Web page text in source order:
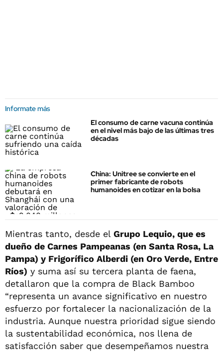
Informate más
El consumo de carne vacuna continúa
en el nivel más bajo de las últimas tres
décadas
China: Unitree se convierte en el
primer fabricante de robots
humanoides en cotizar en la bolsa
Mientras tanto, desde el Grupo Lequio, que es
dueño de Carnes Pampeanas (en Santa Rosa, La
Pampa) y Frigorífico Alberdi (en Oro Verde, Entre
Ríos) y suma así su tercera planta de faena,
detallaron que la compra de Black Bamboo
“representa un avance significativo en nuestro
esfuerzo por fortalecer la nacionalización de la
industria. Aunque nuestra prioridad sigue siendo
la sustentabilidad económica, nos llena de
satisfacción saber que desempeñamos nuestra